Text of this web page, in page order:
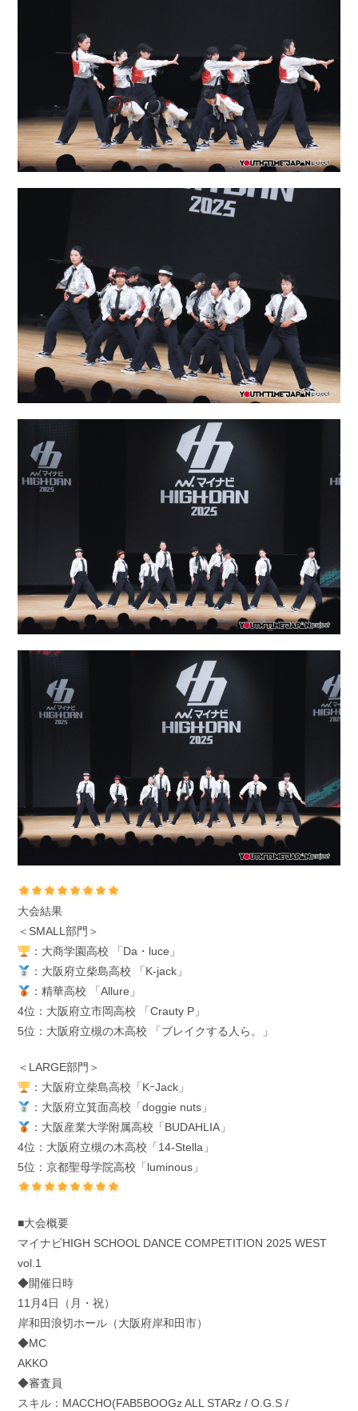
大会結果
＜SMALL部門＞
：大商学園高校 「Da・luce」
：大阪府立柴島高校 「K-jack」
：精華高校 「Allure」
4位：大阪府立市岡高校 「Crauty P」
5位：大阪府立槻の木高校 「ブレイクする人ら。」
＜LARGE部門＞
：大阪府立柴島高校「KｰJack」
：大阪府立箕面高校「doggie nuts」
：大阪産業大学附属高校「BUDAHLIA」
4位：大阪府立槻の木高校「14-Stella」
5位：京都聖母学院高校「luminous」
■大会概要
マイナビHIGH SCHOOL DANCE COMPETITION 2025 WEST
vol.1
◆開催日時
11月4日（月・祝）
岸和田浪切ホール（大阪府岸和田市）
◆MC
AKKO
◆審査員
スキル：MACCHO(FAB5BOOGz ALL STARz / O.G.S /